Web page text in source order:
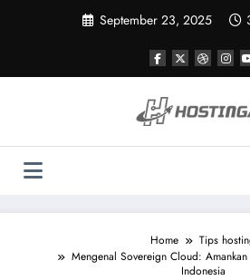
September 23, 2025
Home
Tips
Mengenal Sovereign Cloud:
Indonesia